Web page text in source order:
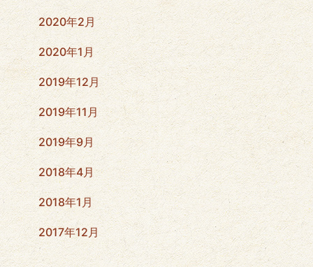
2020年2月
2020年1月
2019年12月
2019年11月
2019年9月
2018年4月
2018年1月
2017年12月